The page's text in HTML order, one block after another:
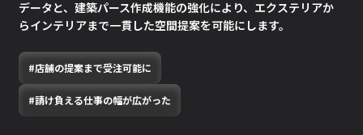
データと、 建築パース作成機能の強化により、エクステリアか
らインテリアまで一貫した空間提案を可能にします。
#店舗の提案まで受注可能に
#請け負える仕事の幅が広がった